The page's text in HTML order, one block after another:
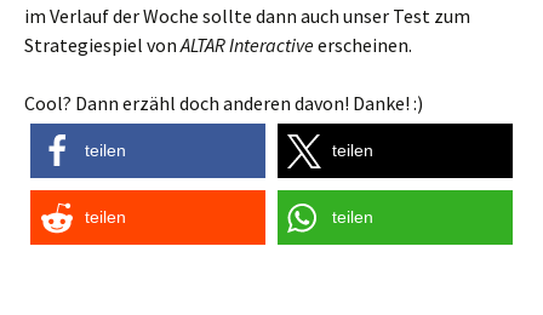
im Verlauf der Woche sollte dann auch unser Test zum
Strategiespiel vonALTAR Interactiveerscheinen.
Cool? Dann erzähl doch anderen davon! Danke! :)
teilen teilen
teilen teilen